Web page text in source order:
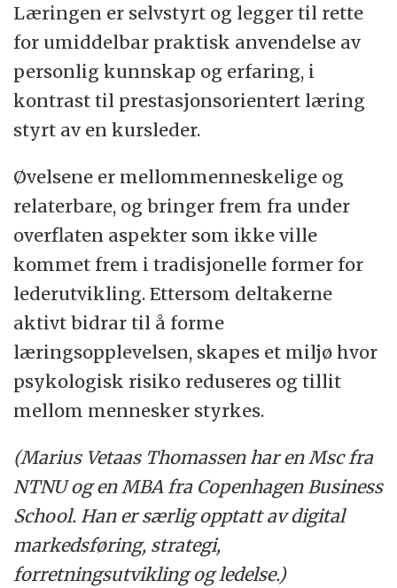
Læringen er selvstyrt og legger til rette
for umiddelbar praktisk anvendelse av
personlig kunnskap og erfaring, i
kontrast til prestasjonsorientert læring
styrt av en kursleder.
Øvelsene er mellommenneskelige og
relaterbare, og bringer frem fra under
overflaten aspekter som ikke ville
kommet frem i tradisjonelle former for
lederutvikling. Ettersom deltakerne
aktivt bidrar til å forme
læringsopplevelsen, skapes et miljø hvor
psykologisk risiko reduseres og tillit
mellom mennesker styrkes.
(Marius Vetaas Thomassen har en Msc fra
NTNU og en MBA fra Copenhagen Business
School. Han er særlig opptatt av digital
markedsføring, strategi,
forretningsutvikling og ledelse.)